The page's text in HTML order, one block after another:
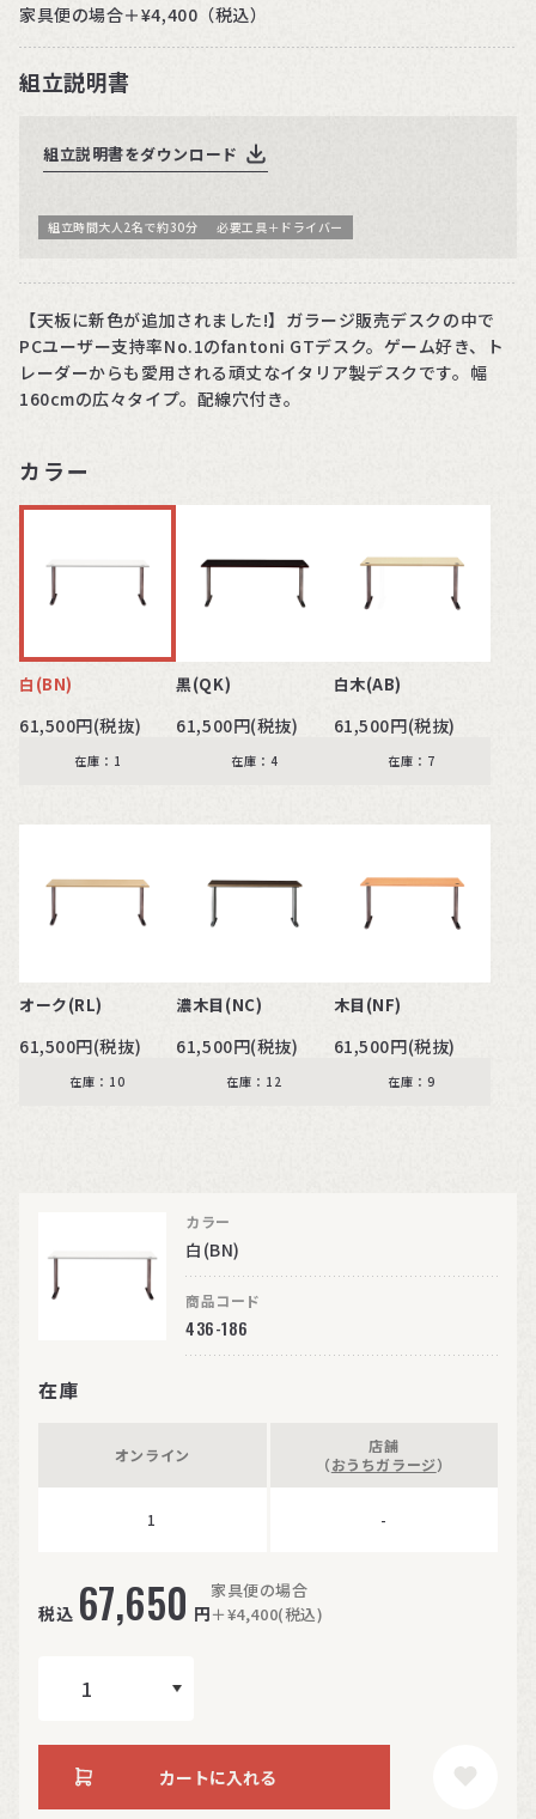
家具便の場合＋¥4,400（税込）
組立説明書
組立説明書をダウンロード
組立時間大人2名で約30分 必要工具＋ドライバー
【天板に新色が追加されました!】ガラージ販売デスクの中で
PCユーザー支持率No.1のfantoni GTデスク。ゲーム好き、ト
レーダーからも愛用される頑丈なイタリア製デスクです。幅
160cmの広々タイプ。配線穴付き。
カラー
白(BN)
61,500円(税抜)
在庫：1
黒(QK)
61,500円(税抜)
在庫：4
白木(AB)
61,500円(税抜)
在庫：7
オーク(RL)
61,500円(税抜)
在庫：10
濃木目(NC)
61,500円(税抜)
在庫：12
木目(NF)
61,500円(税抜)
在庫：9
カラー
白(BN)
商品コード
436-186
在庫
オンライン
1
店舗
（おうちガラージ）
-
税込 67,650 円
家具便の場合
＋¥4,400(税込)
カートに入れる